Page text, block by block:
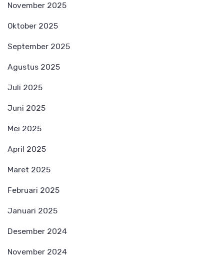
November 2025
Oktober 2025
September 2025
Agustus 2025
Juli 2025
Juni 2025
Mei 2025
April 2025
Maret 2025
Februari 2025
Januari 2025
Desember 2024
November 2024